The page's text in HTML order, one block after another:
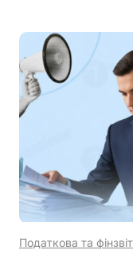
Податкова та